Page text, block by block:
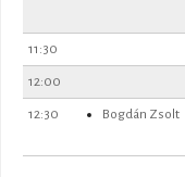
11:30
12:00
12:30 Bogdán Zsolt